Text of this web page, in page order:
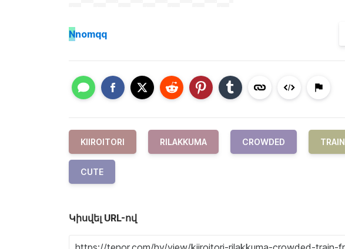
Nnomqq
KIIROITORI RILAKKUMA CROWDED TRAIN
CUTE
Կիսվել URL-ով